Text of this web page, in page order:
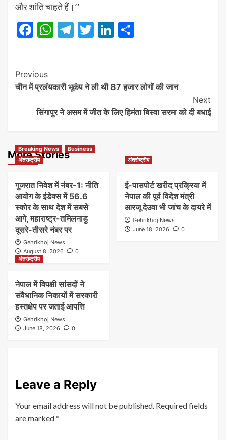
और शांति चाहते हैं।’’
Facebook
WhatsApp
Telegram
TwitterLinkedIn
Post
Navigation
Previous
चीन में प्रलंयकारी भूकंप ने ली थी 87 हजार लोगों की जान
Next
सिंगापुर ने असम में जीत के लिए हिमंता बिस्वा सरमा को दी बधाई
More Stories
Breaking News
Business
अंतर्राष्ट्रीय
गुजरात निवेश में नंबर-1: नीति
आयोग के इंडेक्स में 56.6
स्कोर के साथ देश में सबसे
आगे, महाराष्ट्र-तमिलनाडु
दूसरे-तीसरे नंबर पर
Gehrikhoj News
August 8, 2026
0
अंतर्राष्ट्रीय
ई-पासपोर्ट खरीद प्रक्रिया में
नेपाल की पूर्व विदेश मंत्री
आरजू देउवा भी जांच के दायरे में
Gehrikhoj News
June 18, 2026
0
अंतर्राष्ट्रीय
नेपाल में विपक्षी सांसदों ने
संवैधानिक निकायों में सरकारी
हस्तक्षेप पर जताई आपत्ति
Gehrikhoj News
June 18, 2026
0
Leave a Reply
Your email address will not be published. Required fields
are marked*